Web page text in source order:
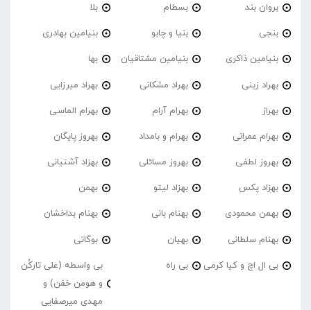
بروان بند بسطام بلا
بنجی بنیا و چابو بنیامین بهادری
بنیامین ذاکری بنیامین مشتاقیان بها
بهراد زینی بهراد مشکانی بهراد میرزایی
بهراز بهرام آرام بهرام الماسی
بهرام عمرانی بهرام و بامداد بهروز پایگان
بهروز لطفی بهروز مسائلی بهزاد آشتیانی
بهزاد پکس بهزاد لیتو بهمن
بهمن محمودی بهنام بانی بهنام بداخشان
بهنام سلطانی بهیان بوگاتی
بی ال اچ و کیا کرمی بی راه
بی واسطه (علی تارکُن
و هومن خفن) و
مهدی میرصفایی